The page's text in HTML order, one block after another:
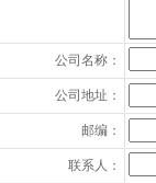
公司名称：
公司地址：
邮编：
联系人：